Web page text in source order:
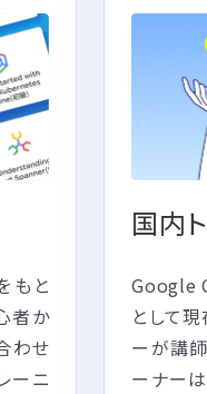
もと
者か
わせ
ーニ
国内
Google
として
ーが講
ーナー